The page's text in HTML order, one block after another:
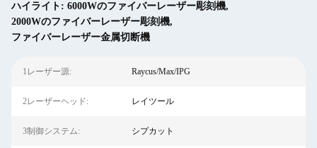
ハイライト: 6000Wのファイバーレーザー彫刻機,
2000Wのファイバーレーザー彫刻機,
ファイバーレーザー金属切断機
1レーザー源: Raycus/Max/IPG
2レーザーヘッド: レイツール
3制御システム: シプカット